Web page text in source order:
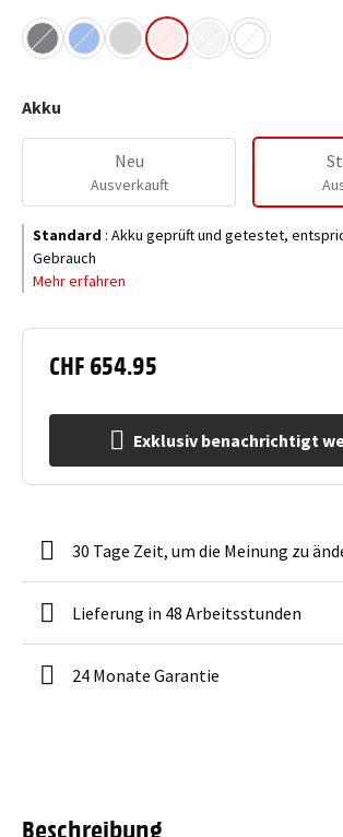
CHF 654.95
Exklusiv benachrichtigt
Akku
Neu
Ausverkauft
Standard : Akku geprüft und getestet,
Gebrauch
Mehr erfahren
30 Tage Zeit, um die Meinung zu
Lieferung in 48 Arbeitsstunden
24 Monate Garantie
Beschreibung